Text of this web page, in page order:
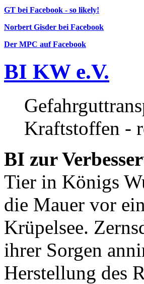
GT bei Facebook - so likely!
Norbert Gisder bei Facebook
Der MPC auf Facebook
BI KW e.V.
Kraftstoffen -
BI zur
Tier in Königs
die Mauer vor
Krüpelsee.
ihrer Sorgen
Herstellung des